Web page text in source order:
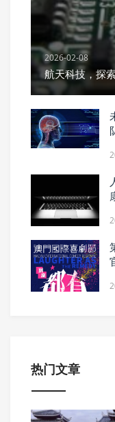
2026-02-08
航天科技，探
热门文章